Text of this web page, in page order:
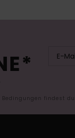
findest